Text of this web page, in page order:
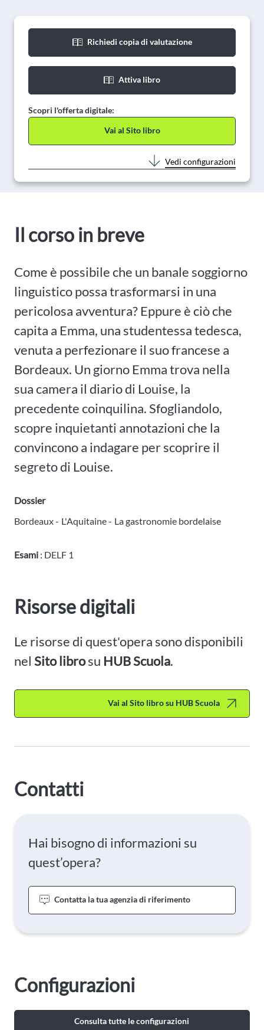
Richiedi copia di valutazione
Attiva libro
Scopri l'offerta digitale:
Vai al Sito libro
Vedi configurazioni
Il corso in breve
Come è possibile che un banale soggiorno
linguistico possa trasformarsi in una
pericolosa avventura? Eppure è ciò che
capita a Emma, una studentessa tedesca,
venuta a perfezionare il suo francese a
Bordeaux. Un giorno Emma trova nella
sua camera il diario di Louise, la
precedente coinquilina. Sfogliandolo,
scopre inquietanti annotazioni che la
convincono a indagare per scoprire il
segreto di Louise.
Dossier
Bordeaux - L'Aquitaine - La gastronomie bordelaise
Esami : DELF 1
Risorse digitali
Le risorse di quest'opera sono disponibili
nel Sito librosu HUB Scuola.
Vai al Sito libro su HUB Scuola
Contatti
Hai bisogno di informazioni su
quest’opera?
Contatta la tua agenzia di riferimento
Configurazioni
Consulta tutte le configurazioni